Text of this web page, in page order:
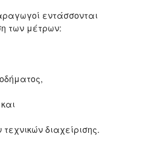
εντάσσονται
των μέτρων:
διαχείρισης.